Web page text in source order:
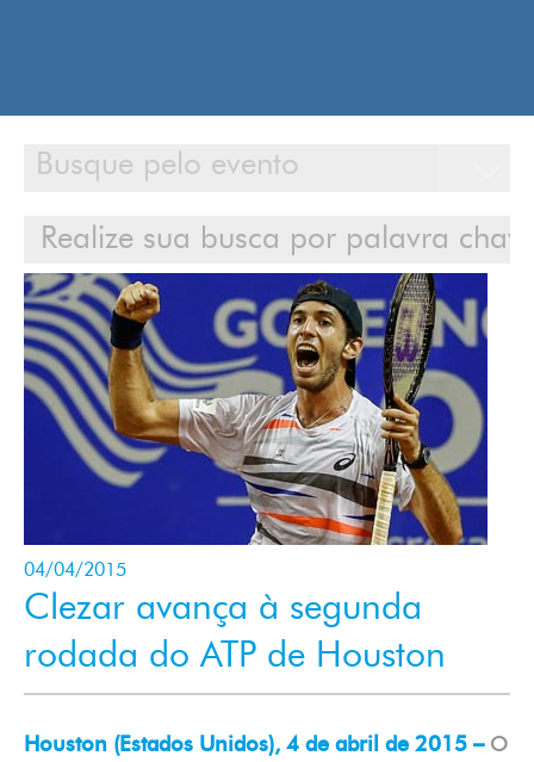
Calendário
Contato
Login
04/04/2015
Clezar avança à segunda
rodada do ATP de Houston
Houston (Estados Unidos), 4 de abril de 2015 – O